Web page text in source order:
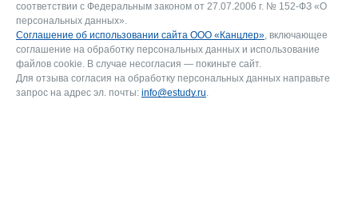
соответствии с Федеральным законом от 27.07.2006 г. № 152-ФЗ «О
персональных данных».
Соглашение об использовании сайта ООО «Канцлер», включающее
соглашение на обработку персональных данных и использование
файлов cookie. В случае несогласия — покиньте сайт.
Для отзыва согласия на обработку персональных данных направьте
запрос на адрес эл. почты: info@estudy.ru.